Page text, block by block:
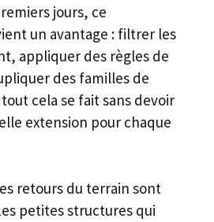
jours, ce
un avantage : filtrer les
appliquer des règles de
des familles de
cela se fait sans devoir
extension pour chaque
retours du terrain sont
petites structures qui